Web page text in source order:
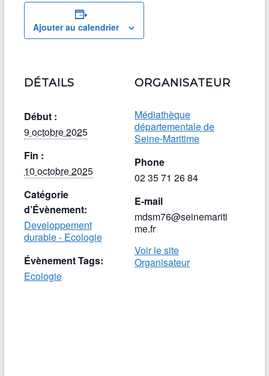
Ajouter au calendrier
DÉTAILS
Début :
9 octobre 2025
Fin :
10 octobre 2025
Catégorie
d’Évènement:
Developpement
durable - Ecologie
Évènement Tags:
Ecologie
ORGANISATEUR
Médiathèque
départementale de
Seine-Maritime
Phone
02 35 71 26 84
E-mail
mdsm76@seinemariti
me.fr
Voir le site
Organisateur